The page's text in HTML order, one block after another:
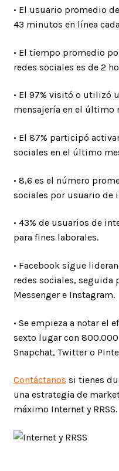
• El usuario promedio
43 minutos en línea
• El tiempo promedio
redes sociales es de 2
• El 97% visitó o utilizó
mensajería en el último
• El 87% participó
sociales en el último
• 8,6 es el número
sociales por usuario de
• 43% de usuarios de
para fines laborales.
• Facebook sigue
redes sociales, seguida
Messenger e Instagram.
• Se empieza a notar el
sexto lugar con
Snapchat, Twitter o
Contáctanos si tienes
una estrategia de
máximo Internet y RRSS.